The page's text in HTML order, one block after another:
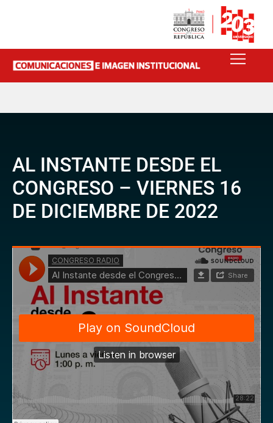
AL INSTANTE DESDE EL
CONGRESO – VIERNES 16
DE DICIEMBRE DE 2022